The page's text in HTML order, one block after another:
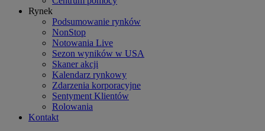
Rynek
Podsumowanie rynków
NonStop
Notowania Live
Sezon wyników w USA
Skaner akcji
Kalendarz rynkowy
Zdarzenia korporacyjne
Sentyment Klientów
Rolowania
Kontakt